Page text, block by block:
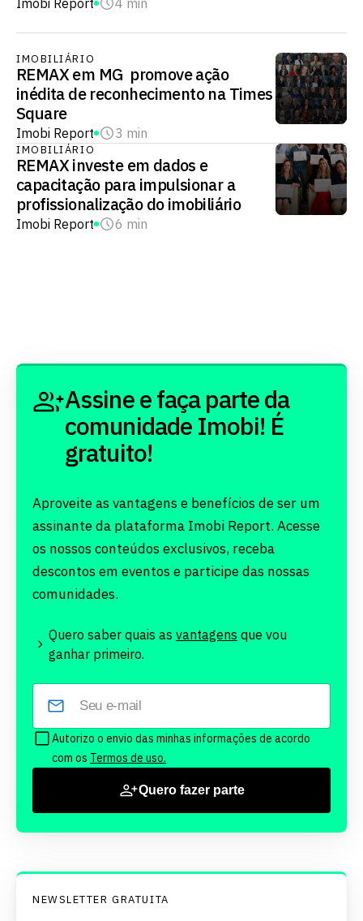
IMOBILIÁRIO
REMAX em MG promove ação
inédita de reconhecimento na Times
Square
Imobi Report 3 min
IMOBILIÁRIO
REMAX investe em dados e
capacitação para impulsionar a
profissionalização do imobiliário
Imobi Report 6 min
Assine e faça parte da
comunidade Imobi! É
gratuito!
Aproveite as vantagens e benefícios de ser um
assinante da plataforma Imobi Report. Acesse
os nossos conteúdos exclusivos, receba
descontos em eventos e participe das nossas
comunidades.
Quero saber quais as vantagens que vou
ganhar primeiro.
Autorizo o envio das minhas informações de acordo
com os Termos de uso.
Quero fazer parte
NEWSLETTER GRATUITA